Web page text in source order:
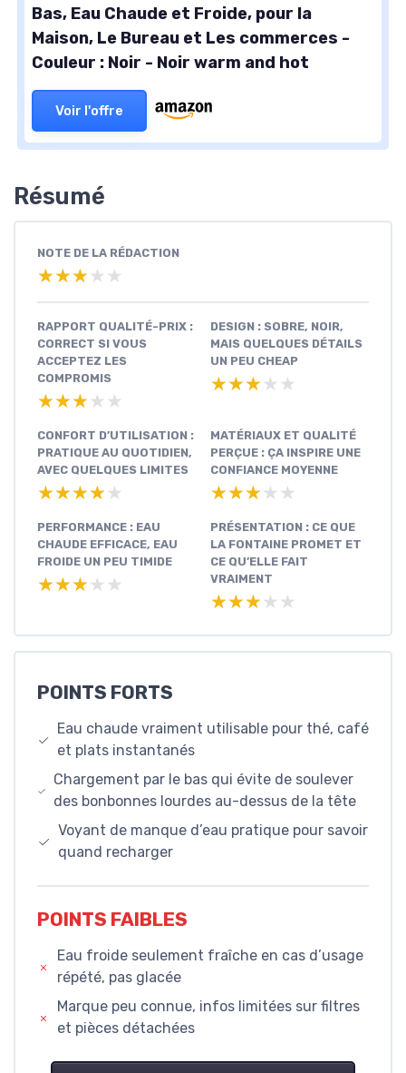
Bas, Eau Chaude et Froide, pour la
Maison, Le Bureau et Les commerces -
Couleur : Noir - Noir warm and hot
Voir l'offre
Résumé
NOTE DE LA RÉDACTION
★★★★★
★★★★★
RAPPORT QUALITÉ-PRIX :
CORRECT SI VOUS
ACCEPTEZ LES
COMPROMIS
★★★★★
★★★★★
DESIGN : SOBRE, NOIR,
MAIS QUELQUES DÉTAILS
UN PEU CHEAP
★★★★★
★★★★★
CONFORT D’UTILISATION :
PRATIQUE AU QUOTIDIEN,
AVEC QUELQUES LIMITES
★★★★★
★★★★★
MATÉRIAUX ET QUALITÉ
PERÇUE : ÇA INSPIRE UNE
CONFIANCE MOYENNE
★★★★★
★★★★★
PERFORMANCE : EAU
CHAUDE EFFICACE, EAU
FROIDE UN PEU TIMIDE
★★★★★
★★★★★
PRÉSENTATION : CE QUE
LA FONTAINE PROMET ET
CE QU’ELLE FAIT
VRAIMENT
★★★★★
★★★★★
POINTS FORTS
Eau chaude vraiment utilisable pour thé, café
et plats instantanés
Chargement par le bas qui évite de soulever
des bonbonnes lourdes au-dessus de la tête
Voyant de manque d’eau pratique pour savoir
quand recharger
POINTS FAIBLES
Eau froide seulement fraîche en cas d’usage
répété, pas glacée
Marque peu connue, infos limitées sur filtres
et pièces détachées